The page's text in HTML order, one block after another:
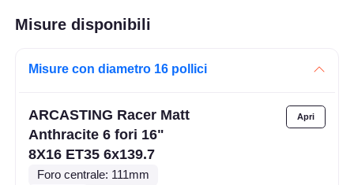
Misure disponibili
Misure con diametro 16 pollici
ARCASTING Racer Matt
Anthracite 6 fori 16"
8X16 ET35 6x139.7
Foro centrale: 111mm